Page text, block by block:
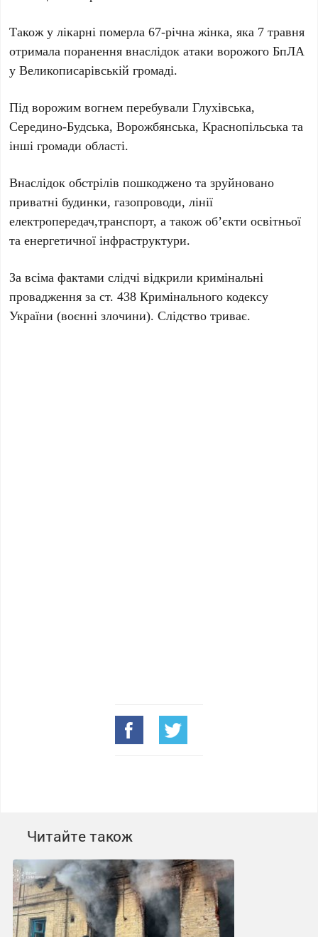
Також у лікарні померла 67-річна жінка, яка 7 травня
отримала поранення внаслідок атаки ворожого БпЛА
у Великописарівській громаді.
Під ворожим вогнем перебували Глухівська,
Середино-Будська, Ворожбянська, Краснопільська та
інші громади області.
Внаслідок обстрілів пошкоджено та зруйновано
приватні будинки, газопроводи, лінії
електропередач,транспорт, а також об’єкти освітньої
та енергетичної інфраструктури.
За всіма фактами слідчі відкрили кримінальні
провадження за ст. 438 Кримінального кодексу
України (воєнні злочини). Слідство триває.
Читайте також